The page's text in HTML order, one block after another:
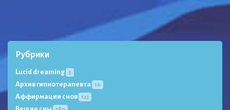
Рубрики
Lucid dreaming 5
Архив гипнотерапевта 16
Аффирмации снов 123
180